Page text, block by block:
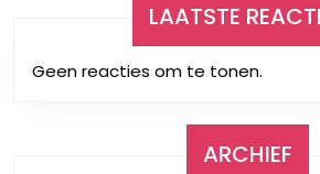
LAATSTE
Geen reacties om te tonen.
ARCHIEF